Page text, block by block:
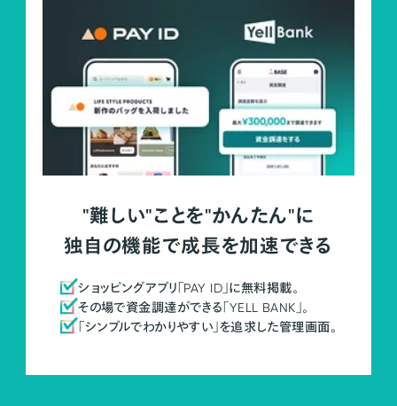
"難しい"ことを"かんたん"に
独自の機能で成長を加速できる
ショッピングアプリ「PAY ID」に無料掲載。
その場で資金調達ができる「YELL BANK」。
「シンプルでわかりやすい」を追求した管理画面。